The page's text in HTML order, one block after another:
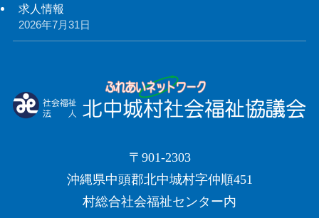
求人情報
2026年7月31日
〒901-2303
沖縄県中頭郡北中城村字仲順451
村総合社会福祉センター内